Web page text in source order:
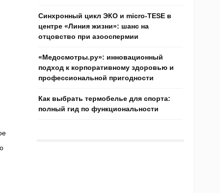
Синхронный цикл ЭКО и micro-TESE в
центре «Линия жизни»: шанс на
отцовство при азооспермии
«Медосмотры.ру»: инновационный
подход к корпоративному здоровью и
профессиональной пригодности
Как выбрать термобелье для спорта:
полный гид по функциональности